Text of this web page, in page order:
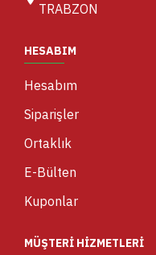
TRABZON
HESABIM
Hesabım
Siparişler
Ortaklık
E-Bülten
Kuponlar
MÜŞTERI HIZMETLERI